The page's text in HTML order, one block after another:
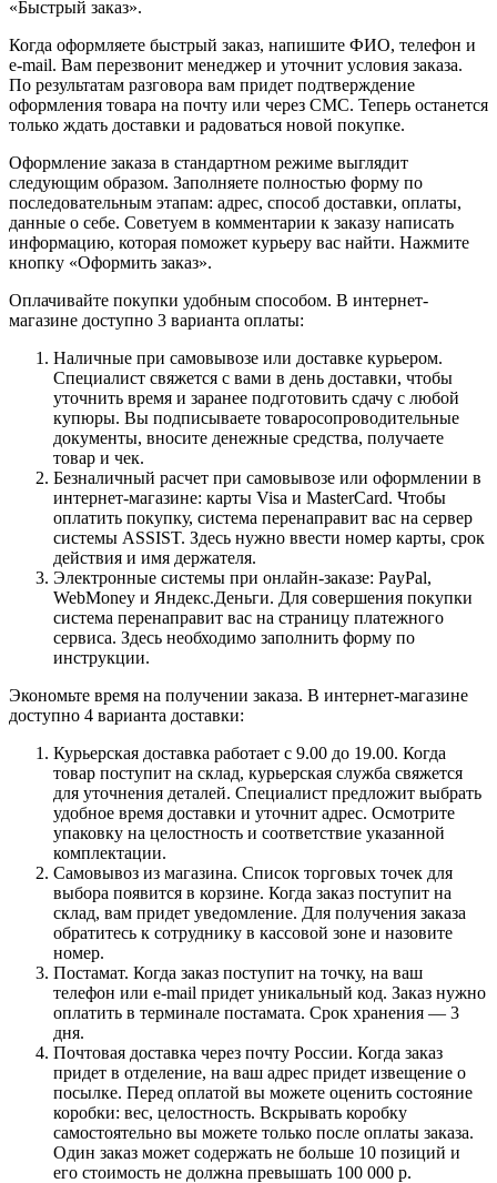
«Быстрый заказ».
Когда оформляете быстрый заказ, напишите ФИО, телефон и
e-mail. Вам перезвонит менеджер и уточнит условия заказа.
По результатам разговора вам придет подтверждение
оформления товара на почту или через СМС. Теперь останется
только ждать доставки и радоваться новой покупке.
Оформление заказа в стандартном режиме выглядит
следующим образом. Заполняете полностью форму по
последовательным этапам: адрес, способ доставки, оплаты,
данные о себе. Советуем в комментарии к заказу написать
информацию, которая поможет курьеру вас найти. Нажмите
кнопку «Оформить заказ».
Оплачивайте покупки удобным способом. В интернет-
магазине доступно 3 варианта оплаты:
Наличные при самовывозе или доставке курьером.
Специалист свяжется с вами в день доставки, чтобы
уточнить время и заранее подготовить сдачу с любой
купюры. Вы подписываете товаросопроводительные
документы, вносите денежные средства, получаете
товар и чек.
Безналичный расчет при самовывозе или оформлении в
интернет-магазине: карты Visa и MasterCard. Чтобы
оплатить покупку, система перенаправит вас на сервер
системы ASSIST. Здесь нужно ввести номер карты, срок
действия и имя держателя.
Электронные системы при онлайн-заказе: PayPal,
WebMoney и Яндекс.Деньги. Для совершения покупки
система перенаправит вас на страницу платежного
сервиса. Здесь необходимо заполнить форму по
инструкции.
Экономьте время на получении заказа. В интернет-магазине
доступно 4 варианта доставки:
Курьерская доставка работает с 9.00 до 19.00. Когда
товар поступит на склад, курьерская служба свяжется
для уточнения деталей. Специалист предложит выбрать
удобное время доставки и уточнит адрес. Осмотрите
упаковку на целостность и соответствие указанной
комплектации.
Самовывоз из магазина. Список торговых точек для
выбора появится в корзине. Когда заказ поступит на
склад, вам придет уведомление. Для получения заказа
обратитесь к сотруднику в кассовой зоне и назовите
номер.
Постамат. Когда заказ поступит на точку, на ваш
телефон или e-mail придет уникальный код. Заказ нужно
оплатить в терминале постамата. Срок хранения — 3
дня.
Почтовая доставка через почту России. Когда заказ
придет в отделение, на ваш адрес придет извещение о
посылке. Перед оплатой вы можете оценить состояние
коробки: вес, целостность. Вскрывать коробку
самостоятельно вы можете только после оплаты заказа.
Один заказ может содержать не больше 10 позиций и
его стоимость не должна превышать 100 000 р.